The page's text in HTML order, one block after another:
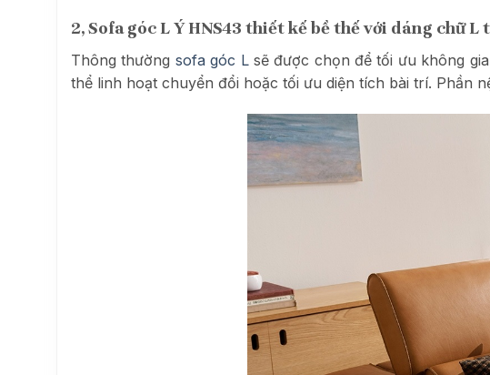
2, Sofa góc L Ý HNS43 thiết kế bề thế với dáng chữ
Thông thường sofa góc Lsẽ được chọn để tối ưu không
thể linh hoạt chuyển đổi hoặc tối ưu diện tích bài trí. Phần